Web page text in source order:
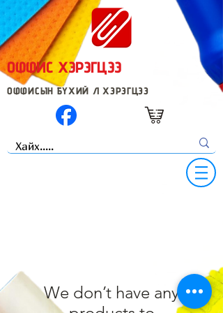
ОФФИС ХЭРЭГЦЭЭ
ОФФИСЫН БҮХИЙ Л ХЭРЭГЦЭЭ
We don’t have any